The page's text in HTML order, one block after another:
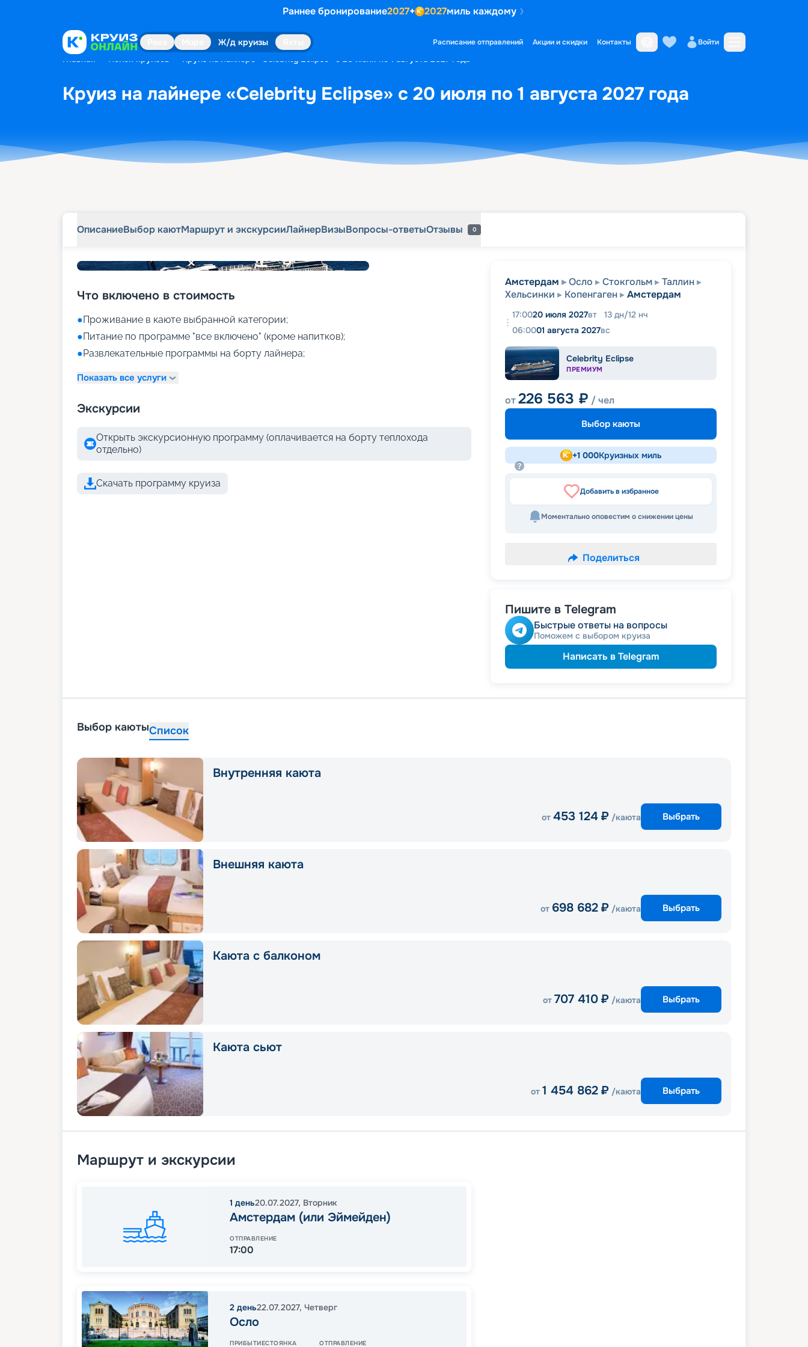
Раннее бронирование2027+ 2027миль каждому
Ж/д круизы Расписание отправлений Акции и скидки Контакты Войти
Главная Поиск круизов Круиз на лайнере «Celebrity Eclipse» с 20 июля по 1 августа 2027 года
Круиз на лайнере «Celebrity Eclipse» с 20 июля по 1 августа 2027 года
ОписаниеВыбор каютМаршрут и экскурсииЛайнерВизыВопросы-ответыОтзывы 0
Что включено в стоимость
●Проживание в каюте выбранной категории;
●Питание по программе "все включено" (кроме напитков);
●Развлекательные программы на борту лайнера;
Показать все услуги
Экскурсии
Открыть экскурсионную программу (оплачивается на борту теплохода
отдельно)
Скачать программу круиза
Амстердам Осло Стокгольм
Таллин
Хельсинки
Копенгаген Амстердам
17:0020 июля 2027вт 13 дн/12 нч
06:0001 августа 2027вс
Celebrity Eclipse
ПРЕМИУМ
от226 563 ₽ / чел
Выбор каюты
+1 000Круизных миль
Добавить в избранное
Моментально оповестим о снижении цены
Поделиться
Пишите в Telegram
Быстрые ответы на вопросы
Поможем с выбором круиза
Написать в Telegram
Выбор каютыСписок
Внутренняя каюта
от 453 124 ₽ /каюта Выбрать
Внешняя каюта
от 698 682 ₽ /каюта Выбрать
Каюта с балконом
от 707 410 ₽ /каюта Выбрать
Каюта сьют
от 1 454 862 ₽ /каюта Выбрать
Маршрут и экскурсии
1 день20.07.2027, Вторник
Амстердам (или Эймейден)
ОТПРАВЛЕНИЕ
17:00
2 день22.07.2027, Четверг
Осло
ПРИБЫТИЕСТОЯНКА ОТПРАВЛЕНИЕ